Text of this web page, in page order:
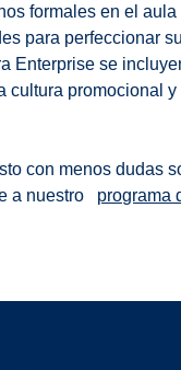
formales en el
para perfeccionar
Enterprise se
cultura promocional
con menos dudas
a nuestro
programa